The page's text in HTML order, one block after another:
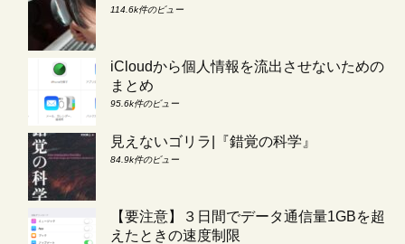
114.6k件のビュー
iCloudから個人情報を流出させないための
まとめ
95.6k件のビュー
見えないゴリラ|『錯覚の科学』
84.9k件のビュー
【要注意】３日間でデータ通信量1GBを超
えたときの速度制限